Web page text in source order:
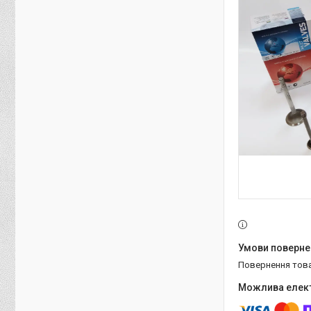
повернення